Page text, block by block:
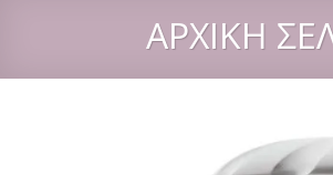
ΑΡΧΙΚΉ